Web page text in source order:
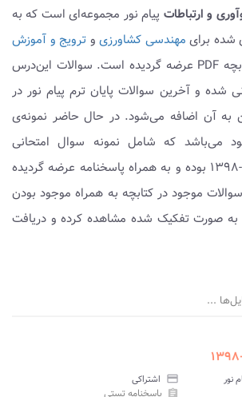
و ارتباطات پیام نور مجموعه‌ای است که به
شده برای مهندسی کشاورزی و ترویج و آموزش
به شکل کتابچه PDF عرضه گردیده است. سوالات این‌درس
شده و آخرین سوالات پایان ترم پیام نور در
به آن اضافه می‌شود. در حال حاضر نمونه‌ی
می‌باشد که شامل نمونه سوال امتحانی
۱۳۹۵-۱۳۹۴ تا ۱۳۹۹-۱۳۹۸ بوده و به همراه پاسخنامه عرضه گردیده
موجود در کتابچه به همراه موجود بودن
به صورت تفکیک شده مشاهده کرده و دریافت
...
نور credit_card اشتراکی
assignment پاسخنامه تستی